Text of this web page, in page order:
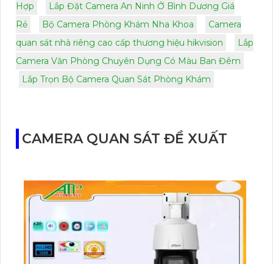
Hợp
Lắp Đặt Camera An Ninh Ở Bình Dương Giá
Rẻ
Bộ Camera Phòng Khám Nha Khoa
Camera
quan sát nhà riêng cao cấp thương hiệu hikvision
Lắp
Camera Văn Phòng Chuyên Dụng Có Màu Ban Đêm
Lắp Trọn Bộ Camera Quan Sát Phòng Khám
CAMERA QUAN SÁT ĐỀ XUẤT